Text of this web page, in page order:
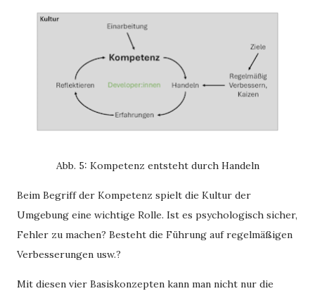
Abb. 5: Kompetenz entsteht durch Handeln
Beim Begriff der Kompetenz spielt die Kultur der
Umgebung eine wichtige Rolle. Ist es psychologisch sicher,
Fehler zu machen? Besteht die Führung auf regelmäßigen
Verbesserungen usw.?
Mit diesen vier Basiskonzepten kann man nicht nur die